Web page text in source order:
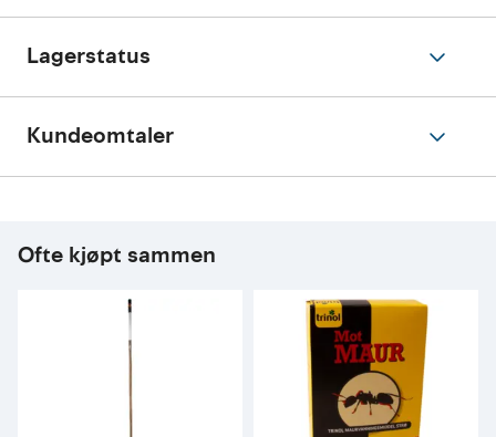
Lagerstatus
Kundeomtaler
Ofte kjøpt sammen